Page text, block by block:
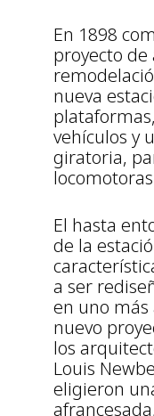
En 1898
proyecto
nueva
vehículos y
giratoria,
El hasta
de la
a ser
en uno
nuevo
los
Louis
eligieron